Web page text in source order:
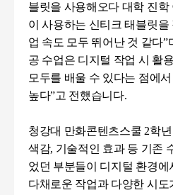
블릿을 사용해오다 대학 진
이 사용하는 신티크 태블릿을
업 속도 모두 뛰어난 것 같다”
공 수업은 디지털 작업 시 활
모두를 배울 수 있다는 점에
높다”고 전했습니다.
청강대 만화콘텐츠스쿨 2학
색감, 기술적인 효과 등 기존
었던 부분들이 디지털 환경에
다채로운 작업과 다양한 시